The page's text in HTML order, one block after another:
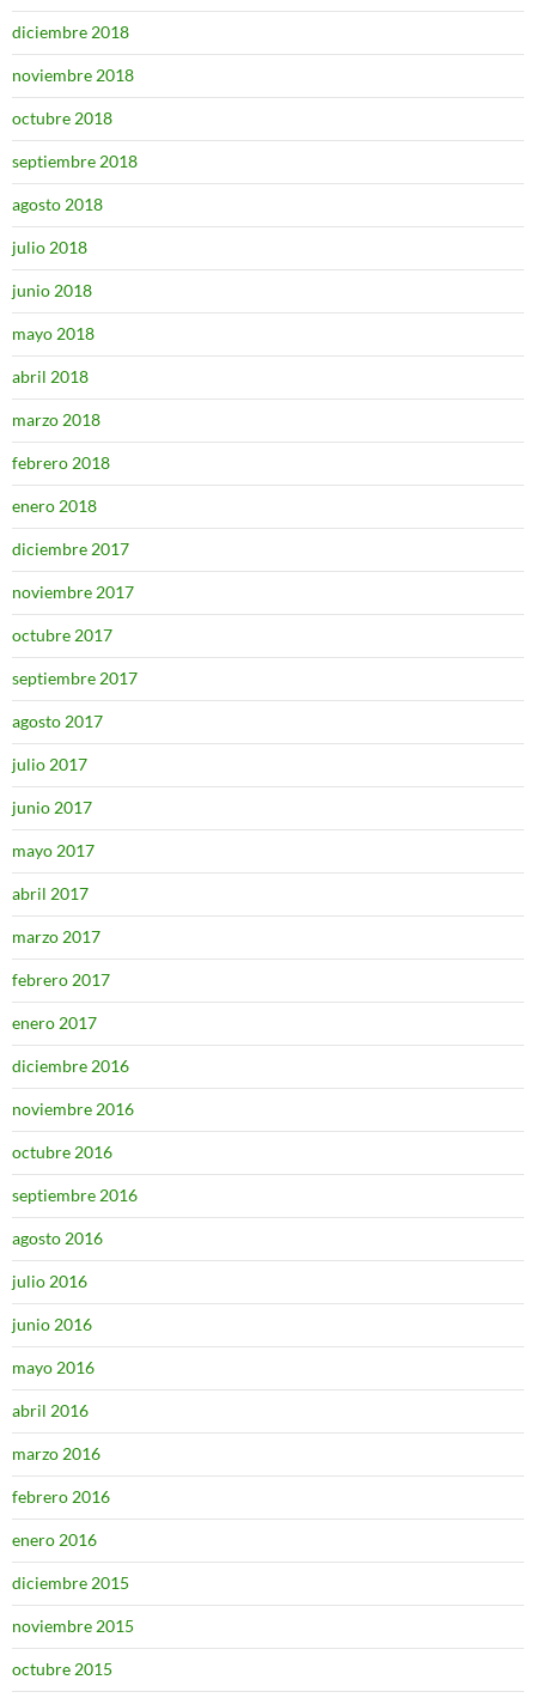
diciembre 2018
noviembre 2018
octubre 2018
septiembre 2018
agosto 2018
julio 2018
junio 2018
mayo 2018
abril 2018
marzo 2018
febrero 2018
enero 2018
diciembre 2017
noviembre 2017
octubre 2017
septiembre 2017
agosto 2017
julio 2017
junio 2017
mayo 2017
abril 2017
marzo 2017
febrero 2017
enero 2017
diciembre 2016
noviembre 2016
octubre 2016
septiembre 2016
agosto 2016
julio 2016
junio 2016
mayo 2016
abril 2016
marzo 2016
febrero 2016
enero 2016
diciembre 2015
noviembre 2015
octubre 2015